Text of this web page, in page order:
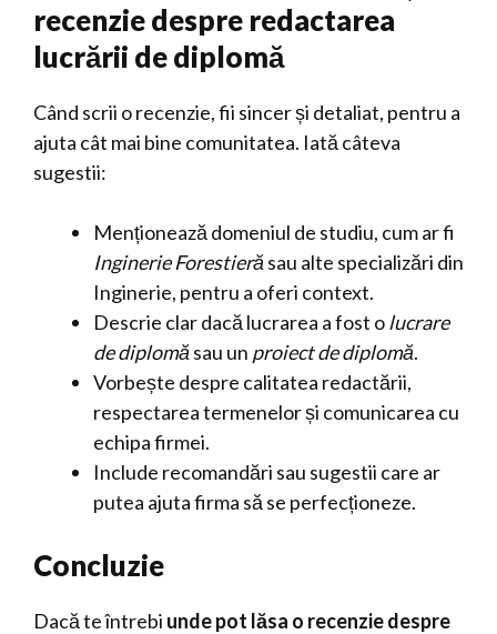
recenzie despre redactarea
lucrării de diplomă
Când scrii o recenzie, fii sincer și detaliat, pentru a
ajuta cât mai bine comunitatea. Iată câteva
sugestii:
Menționează domeniul de studiu, cum ar fi
Inginerie Forestieră sau alte specializări din
Inginerie, pentru a oferi context.
Descrie clar dacă lucrarea a fost olucrare
de diplomă sau un proiect de diplomă.
Vorbește despre calitatea redactării,
respectarea termenelor și comunicarea cu
echipa firmei.
Include recomandări sau sugestii care ar
putea ajuta firma să se perfecționeze.
Concluzie
Dacă te întrebi unde pot lăsa o recenzie despre